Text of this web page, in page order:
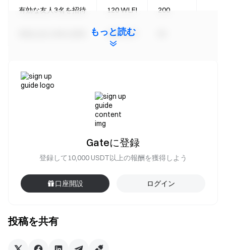
有効な友人3名を招待 120 WLFI 200
300 WLFI
イベント期間中、招待された友人が以下のいずれかのタス
クを完了すると、新規ユーザーウェルカム報酬として
20〜50 WLFIを申請できます。賞金プール：60,000
WLFI、先着順で配布されます。
累計現物取引 ≥ 1,000 USDT
累計先物取引 ≥ 5,000 USDT
累計TradFi取引 ≥ 1,000 USDT
参加者はイベントページの[今すぐ参加]ボタンをク
もっと読む
投稿を共有
Gateに登録
登録して10,000 USDT以上の報酬を獲得しよう
口座開設 ログイン